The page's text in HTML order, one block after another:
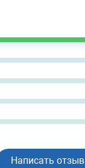
Написать отзыв